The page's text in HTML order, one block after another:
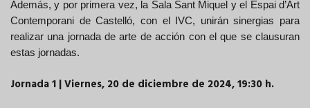
Además, y por primera vez, la Sala Sant Miquel y el Espai d’Art
Contemporani de Castelló, con el IVC, unirán sinergias para
realizar una jornada de arte de acción con el que se clausuran
estas jornadas.
Jornada 1 | Viernes, 20 de diciembre de 2024, 19:30 h.